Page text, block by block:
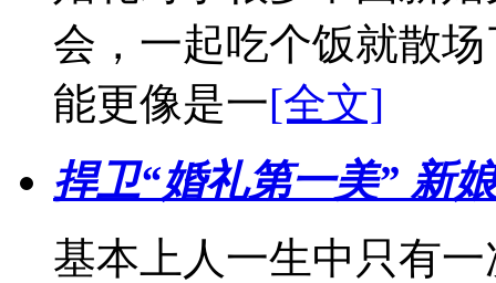
会，一起吃个饭就散
能更像是一[全文]
捍卫“婚礼第一美” 新
基本上人一生中只有